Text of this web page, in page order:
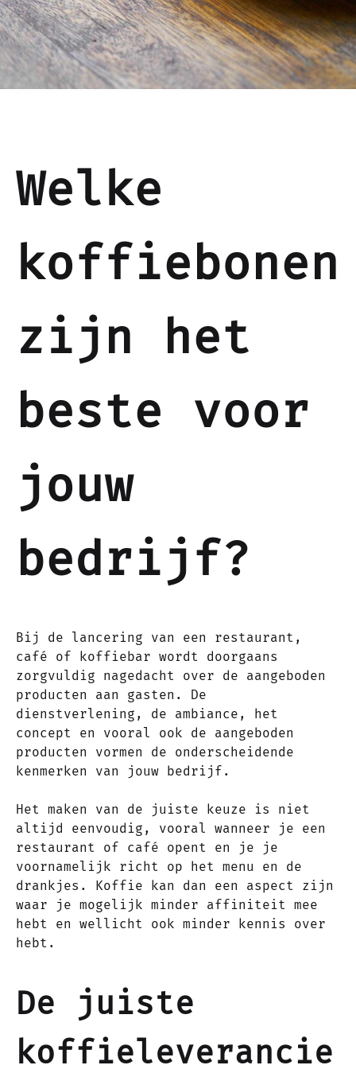
Welke
koffiebonen
zijn het
beste voor
jouw
bedrijf?
Bij de lancering van een restaurant,
café of koffiebar wordt doorgaans
zorgvuldig nagedacht over de aangeboden
producten aan gasten. De
dienstverlening, de ambiance, het
concept en vooral ook de aangeboden
producten vormen de onderscheidende
kenmerken van jouw bedrijf.
Het maken van de juiste keuze is niet
altijd eenvoudig, vooral wanneer je een
restaurant of café opent en je je
voornamelijk richt op het menu en de
drankjes. Koffie kan dan een aspect zijn
waar je mogelijk minder affiniteit mee
hebt en wellicht ook minder kennis over
hebt.
De juiste
koffieleverancie